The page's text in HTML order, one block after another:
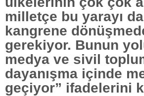
milletçe bu yarayı
kangrene
gerekiyor. Bunun
medya ve sivil
dayanışma içinde
geçiyor” ifadelerini